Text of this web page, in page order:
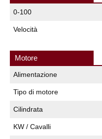
0-100
Velocità
Motore
Alimentazione
Tipo di motore
Cilindrata
KW / Cavalli